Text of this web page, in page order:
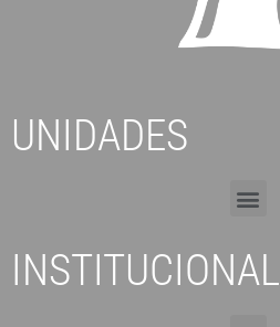
UNIDADES
INSTITUCIONAL